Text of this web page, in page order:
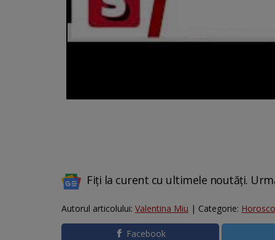
Fiți la curent cu ultimele noutăți.
Autorul articolului: Valentina Miu | Categorie:
Facebook